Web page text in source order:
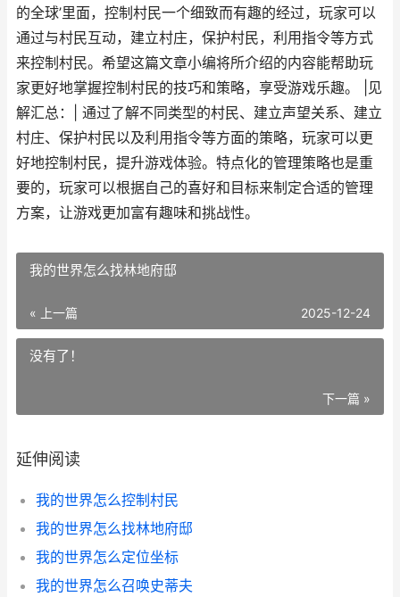
的全球’里面，控制村民一个细致而有趣的经过，玩家可以
通过与村民互动，建立村庄，保护村民，利用指令等方式
来控制村民。希望这篇文章小编将所介绍的内容能帮助玩
家更好地掌握控制村民的技巧和策略，享受游戏乐趣。 |见
解汇总：| 通过了解不同类型的村民、建立声望关系、建立
村庄、保护村民以及利用指令等方面的策略，玩家可以更
好地控制村民，提升游戏体验。特点化的管理策略也是重
要的，玩家可以根据自己的喜好和目标来制定合适的管理
方案，让游戏更加富有趣味和挑战性。
我的世界怎么找林地府邸
« 上一篇 2025-12-24
没有了！
下一篇 »
延伸阅读
我的世界怎么控制村民
我的世界怎么找林地府邸
我的世界怎么定位坐标
我的世界怎么召唤史蒂夫